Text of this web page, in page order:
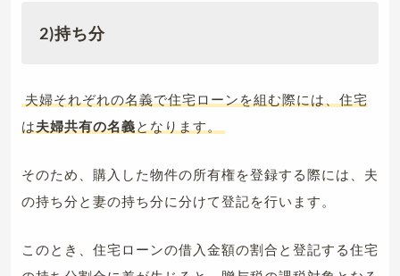
2)持ち分
夫婦それぞれの名義で住宅ローンを組む際には、住宅
は夫婦共有の名義となります。
そのため、購入した物件の所有権を登録する際には、夫
の持ち分と妻の持ち分に分けて登記を行います。
このとき、住宅ローンの借入金額の割合と登記する住宅